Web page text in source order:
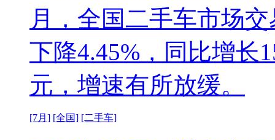
月，全国二手车市场
下降4.45%，同比增长
元，增速有所放缓。
[7月] [全国] [二手车]